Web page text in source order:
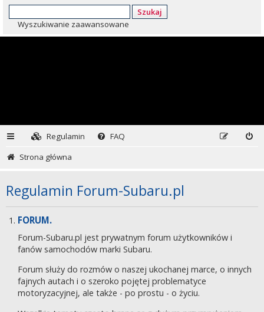
Szukaj
Wyszukiwanie zaawansowane
Regulamin
FAQ
Strona główna
Regulamin Forum-Subaru.pl
FORUM.
Forum-Subaru.pl jest prywatnym forum użytkowników i
fanów samochodów marki Subaru.
Forum służy do rozmów o naszej ukochanej marce, o innych
fajnych autach i o szeroko pojętej problematyce
motoryzacyjnej, ale także - po prostu - o życiu.